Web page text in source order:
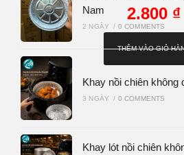
2.800 ₫
THÊM VÀO GIỎ
Nam
2 NGÀY / 0 COMMENTS
Khay nồi chiên không
3 NGÀY / 0 COMMENTS
Khay lót nồi chiên